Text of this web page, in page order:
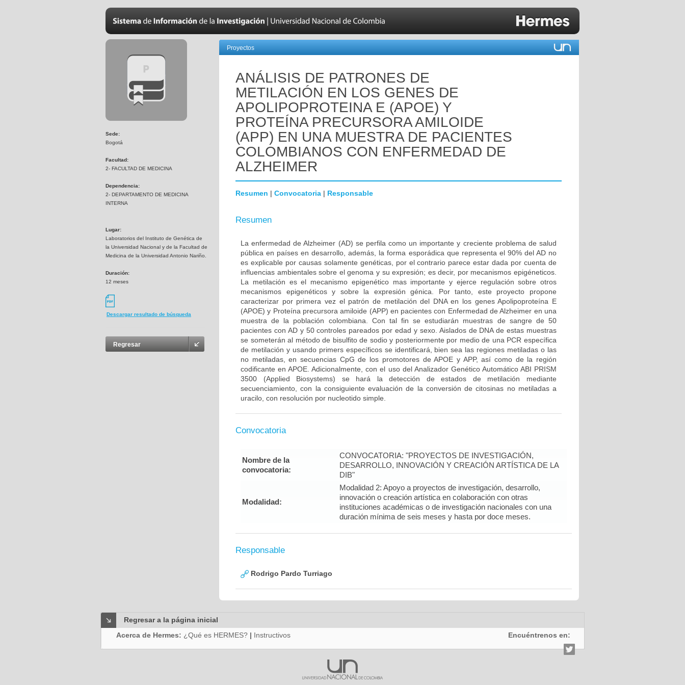
Sede:
Bogotá
Facultad:
2- FACULTAD DE MEDICINA
Dependencia:
2- DEPARTAMENTO DE MEDICINA
INTERNA
Lugar:
Laboratorios del Instituto de Genética de
la Universidad Nacional y de la Facultad de
Medicina de la Universidad Antonio Nariño.
Duración:
12 meses
Descargar resultado de búsqueda
Regresar
Proyectos
ANÁLISIS DE PATRONES DE
METILACIÓN EN LOS GENES DE
APOLIPOPROTEINA E (APOE) Y
PROTEÍNA PRECURSORA AMILOIDE
(APP) EN UNA MUESTRA DE PACIENTES
COLOMBIANOS CON ENFERMEDAD DE
ALZHEIMER
Resumen | Convocatoria | Responsable
Resumen
La enfermedad de Alzheimer (AD) se perfila como un importante y creciente problema de salud
pública en países en desarrollo, además, la forma esporádica que representa el 90% del AD no
es explicable por causas solamente genéticas, por el contrario parece estar dada por cuenta de
influencias ambientales sobre el genoma y su expresión; es decir, por mecanismos epigéneticos.
La metilación es el mecanismo epigenético mas importante y ejerce regulación sobre otros
mecanismos epigenéticos y sobre la expresión génica. Por tanto, este proyecto propone
caracterizar por primera vez el patrón de metilación del DNA en los genes Apolipoproteína E
(APOE) y Proteína precursora amiloide (APP) en pacientes con Enfermedad de Alzheimer en una
muestra de la población colombiana. Con tal fin se estudiarán muestras de sangre de 50
pacientes con AD y 50 controles pareados por edad y sexo. Aislados de DNA de estas muestras
se someterán al método de bisulfito de sodio y posteriormente por medio de una PCR específica
de metilación y usando primers específicos se identificará, bien sea las regiones metiladas o las
no metiladas, en secuencias CpG de los promotores de APOE y APP, así como de la región
codificante en APOE. Adicionalmente, con el uso del Analizador Genético Automático ABI PRISM
3500 (Applied Biosystems) se hará la detección de estados de metilación mediante
secuenciamiento, con la consiguiente evaluación de la conversión de citosinas no metiladas a
uracilo, con resolución por nucleotido simple.
Convocatoria
Nombre de la
convocatoria:
CONVOCATORIA: "PROYECTOS DE INVESTIGACIÓN,
DESARROLLO, INNOVACIÓN Y CREACIÓN ARTÍSTICA DE LA
DIB"
Modalidad:
Modalidad 2: Apoyo a proyectos de investigación, desarrollo,
innovación o creación artística en colaboración con otras
instituciones académicas o de investigación nacionales con una
duración mínima de seis meses y hasta por doce meses.
Responsable
Rodrigo Pardo Turriago
Regresar a la página inicial
Acerca de Hermes: ¿Qué es HERMES? | Instructivos Encuéntrenos en: